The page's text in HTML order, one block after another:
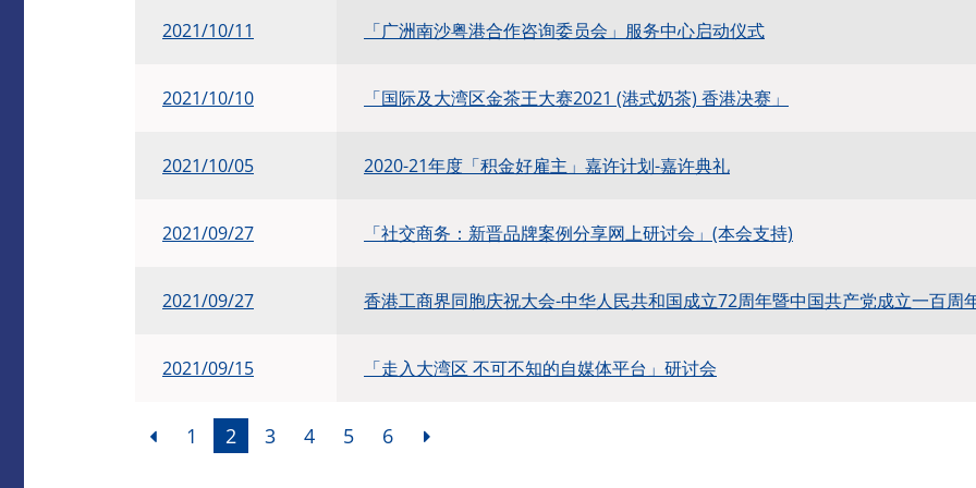
​2021/10/11 「广洲南沙粤港合作咨询委员会」服务中心启动仪式
2021/10/10 「国际及大湾区金茶王大赛2021 (港式奶茶) 香港决赛」
2021/10/05 2020-21年度「积金好雇主」嘉许计划-嘉许典礼
2021/09/27 「社交商务：新晋品牌案例分享网上研讨会」(本会支持)
2021/09/27 香港工商界同胞庆祝大会-中华人民共和国成立72周年暨中国共产党成立一百周
2021/09/15 「走入大湾区 不可不知的自媒体平台」研讨会
1 2 3 4 5 6